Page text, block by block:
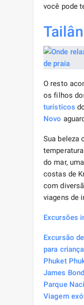
você pode
O resto
os filhos
turísticos
Novo
Sua beleza
do mar,
costas de
com
viagens de
Excursões
Excursão
para
Phuket
James
Parque
Viagem